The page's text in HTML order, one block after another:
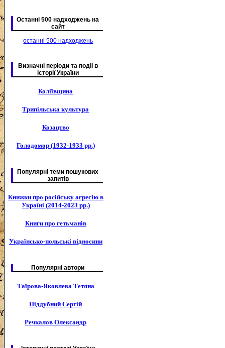
Останні 500 надходжень на
сайт
останні 500 надходжень
Визначні періоди та подіі в
історії України
Коліївщина
Трипільська культура
Козацтво
Голодомор (1932-1933 рр.)
Популярні теми пошукових
запитів
Книжки про російську агресію в
Україні (2014-2023 рр.)
Книги про гетьманів
Українсько-польські відносини
Популярні автори
Таїрова-Яковлева Тетяна
Піддубний Сергій
Речкалов Олександр